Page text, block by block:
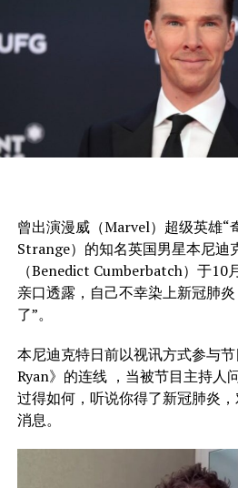
曾出演漫威（Marvel）超级英雄“
Strange）的知名英国男星本尼迪
（Benedict Cumberbatch）于10
亲口透露，自己不幸染上新冠肺
了”。
本尼迪克特日前以视讯方式参与
Ryan》的连线 ，当被节目主持人
过得如何，听说你得了新冠肺炎
消息。